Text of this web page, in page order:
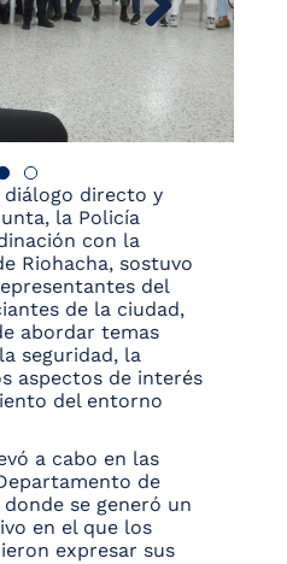
diálogo directo y
la Policía
con la
Riohacha, sostuvo
del
de la ciudad,
abordar temas
seguridad, la
aspectos de interés
del entorno
a cabo en las
de
se generó un
en el que los
expresar sus